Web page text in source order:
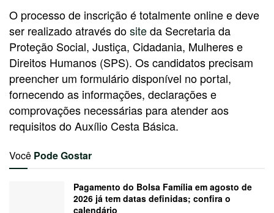
O processo de inscrição é totalmente online e deve
ser realizado através dositeda Secretaria da
Proteção Social, Justiça, Cidadania, Mulheres e
Direitos Humanos (SPS). Os candidatos precisam
preencher um formulário disponível no portal,
fornecendo as informações, declarações e
comprovações necessárias para atender aos
requisitos do Auxílio Cesta Básica.
Você Pode Gostar
Pagamento do Bolsa Família em agosto de
2026 já tem datas definidas; confira o
calendário